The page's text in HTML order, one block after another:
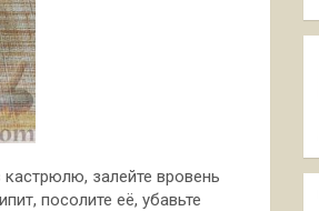
залейте вровень
посолите её, убавьте